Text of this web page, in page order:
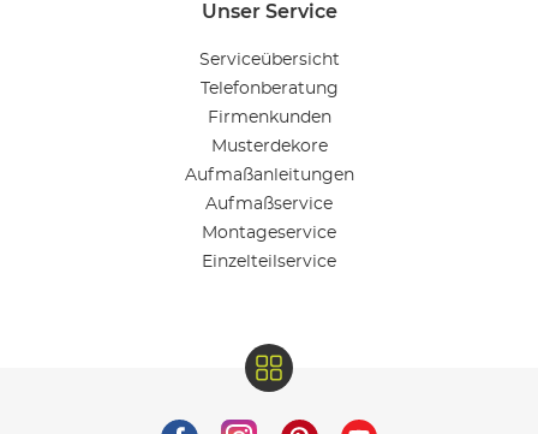
Unser Service
Serviceübersicht
Telefonberatung
Firmenkunden
Musterdekore
Aufmaßanleitungen
Aufmaßservice
Montageservice
Einzelteilservice